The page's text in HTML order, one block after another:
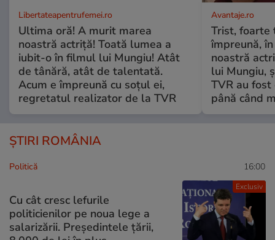
Libertateapentrufemei.ro
Ultima oră! A murit marea
noastră actriță! Toată lumea a
iubit-o în filmul lui Mungiu! Atât
de tânără, atât de talentată.
Acum e împreună cu soțul ei,
regretatul realizator de la TVR
Avantaje.ro
Trist, foarte
împreună,
noastră
lui Mungiu,
TVR au
până când
ȘTIRI ROMÂNIA
Exclusiv
Politică 16:00
Cu cât cresc lefurile
politicienilor pe noua lege a
salarizării. Președintele țării,